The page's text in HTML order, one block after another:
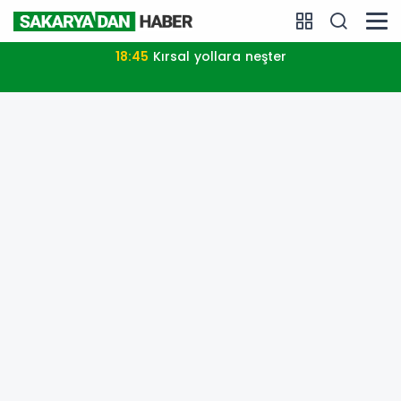
18:45 Kırsal yollara neşter